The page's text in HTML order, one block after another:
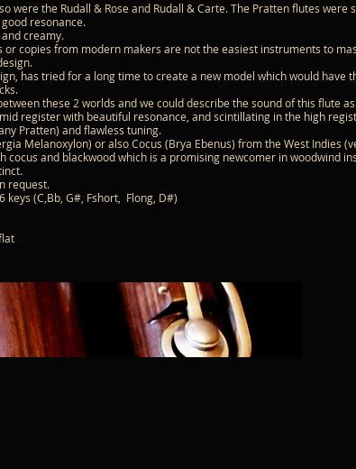
were the Rudall & Rose and Rudall & Carte. The Pratten flutes were
resonance.
creamy.
copies from modern makers are not the easiest instruments to
has tried for a long time to create a new model which would have
these 2 worlds and we could describe the sound of this flute
register with beautiful resonance, and scintillating in the high
Pratten) and flawless tuning.
Melanoxylon) or also Cocus (Brya Ebenus) from the West Indies
and blackwood which is a promising newcomer in woodwind
request.
(C,Bb, G#, Fshort, Flong, D#)